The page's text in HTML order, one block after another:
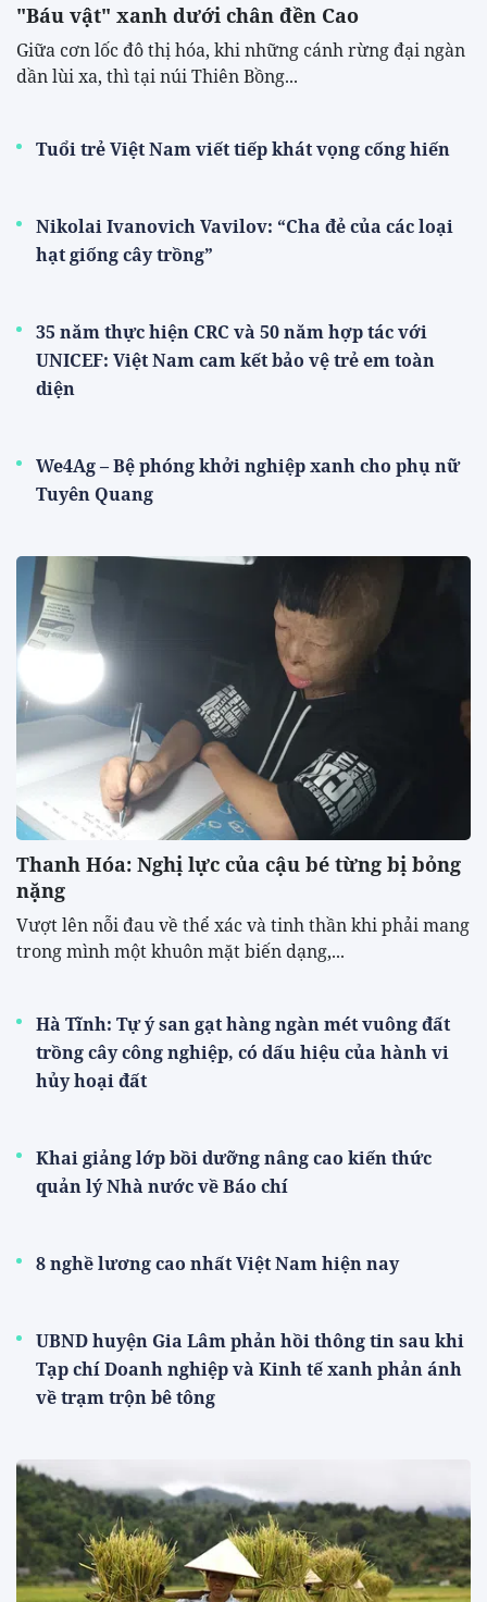
"Báu vật" xanh dưới chân đền Cao
​Giữa cơn lốc đô thị hóa, khi những cánh rừng đại ngàn
dần lùi xa, thì tại núi Thiên Bồng...
Tuổi trẻ Việt Nam viết tiếp khát vọng cống hiến
Nikolai Ivanovich Vavilov: “Cha đẻ của các loại
hạt giống cây trồng”
35 năm thực hiện CRC và 50 năm hợp tác với
UNICEF: Việt Nam cam kết bảo vệ trẻ em toàn
diện
We4Ag – Bệ phóng khởi nghiệp xanh cho phụ nữ
Tuyên Quang
Thanh Hóa: Nghị lực của cậu bé từng bị bỏng
nặng
Vượt lên nỗi đau về thể xác và tinh thần khi phải mang
trong mình một khuôn mặt biến dạng,...
Hà Tĩnh: Tự ý san gạt hàng ngàn mét vuông đất
trồng cây công nghiệp, có dấu hiệu của hành vi
hủy hoại đất
Khai giảng lớp bồi dưỡng nâng cao kiến thức
quản lý Nhà nước về Báo chí
8 nghề lương cao nhất Việt Nam hiện nay
UBND huyện Gia Lâm phản hồi thông tin sau khi
Tạp chí Doanh nghiệp và Kinh tế xanh phản ánh
về trạm trộn bê tông